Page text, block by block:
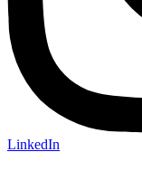
LinkedIn